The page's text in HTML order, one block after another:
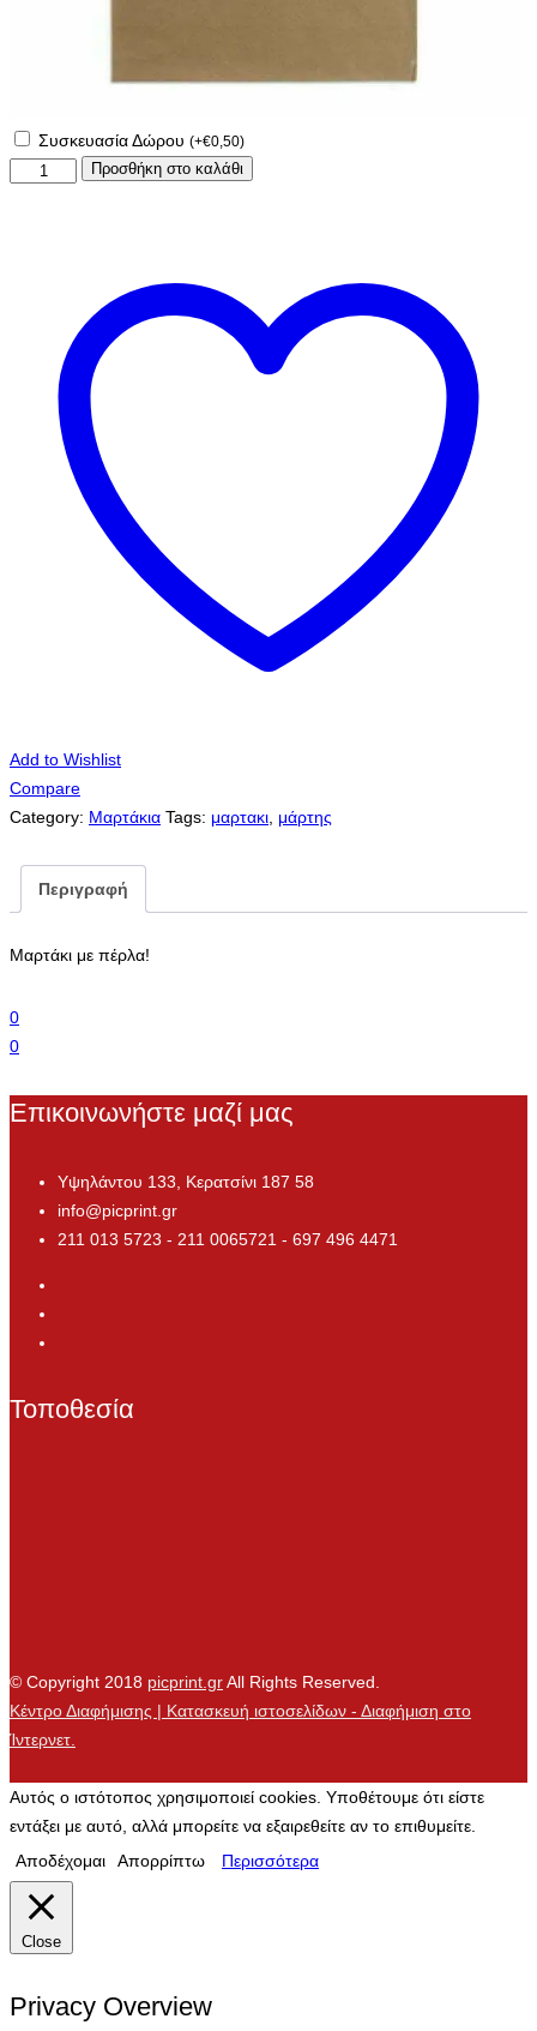
Συσκευασία Δώρου (+€0,50)
Μαρτάκι
Προσθήκη στο καλάθι
Add to Wishlist
Compare
Category: Μαρτάκια Tags: μαρτακι, μάρτης
Περιγραφή
Μαρτάκι με πέρλα!
0
0
Επικοινωνήστε μαζί μας
Υψηλάντου 133, Κερατσίνι 187 58
info@picprint.gr
211 013 5723 - 211 0065721 - 697 496 4471
Τοποθεσία
© Copyright 2018 picprint.grAll Rights Reserved.
Κέντρο Διαφήμισης | Κατασκευή ιστοσελίδων - Διαφήμιση στο
Ίντερνετ.
Αυτός ο ιστότοπος χρησιμοποιεί cookies. Υποθέτουμε ότι είστε
εντάξει με αυτό, αλλά μπορείτε να εξαιρεθείτε αν το επιθυμείτε.
Αποδέχομαι
Απορρίπτω Περισσότερα
Close
Privacy Overview